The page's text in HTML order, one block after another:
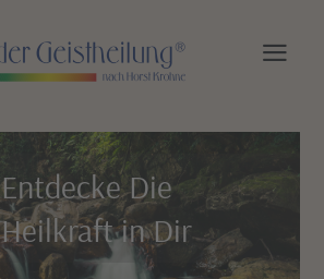
Entdecke Die
Heilkraft in Dir